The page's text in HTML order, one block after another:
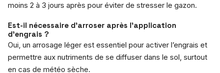
moins 2 à 3 jours après pour éviter de stresser le gazon.
Est-il nécessaire d’arroser après l’application
d’engrais ?
Oui, un arrosage léger est essentiel pour activer l’engrais et
permettre aux nutriments de se diffuser dans le sol, surtout
en cas de météo sèche.